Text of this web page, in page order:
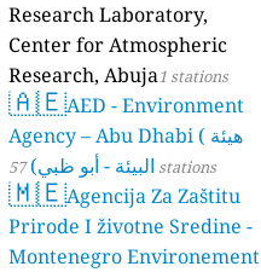
Research Laboratory,
Center for Atmospheric
Research, Abuja1 stations
🇦🇪AED - Environment
Agency – Abu Dhabi ( هيئة
البيئة - أبو ظبي) 57 stations
🇲🇪Agencija Za Zaštitu
Prirode I životne Sredine -
Montenegro Environement